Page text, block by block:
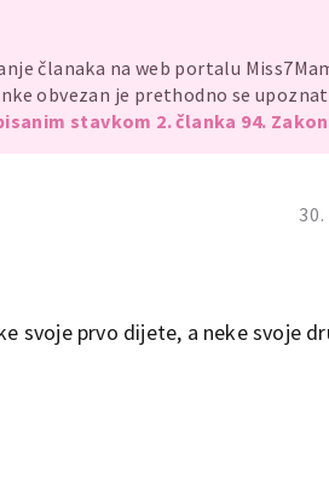
članaka na web portalu
obvezan je prethodno se
stavkom 2. članka 94.
svoje prvo dijete, a neke svoje